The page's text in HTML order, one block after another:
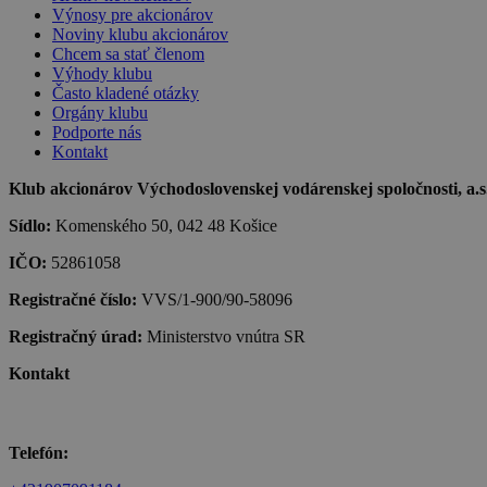
Výnosy pre akcionárov
Noviny klubu akcionárov
Chcem sa stať členom
Výhody klubu
Často kladené otázky
Orgány klubu
Podporte nás
Kontakt
Klub akcionárov Východoslovenskej vodárenskej spoločnosti,
Sídlo: Komenského 50, 042 48 Košice
IČO: 52861058
Registračné číslo: VVS/1-900/90-58096
Registračný úrad: Ministerstvo vnútra SR
Kontakt
Telefón: